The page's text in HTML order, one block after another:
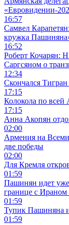
«Евровидении-
16:57
Самвел
кружка
16:52
Роберт Кочарян:
Саргсяном о
12:34
Скончался Тигран
17:15
Колокола по
17:15
Анна Акопян
02:00
Армения на
две победы
02:00
Для Кремля
01:59
Пашинян идет
границе с
01:59
Тупик Пашиняна
01:59